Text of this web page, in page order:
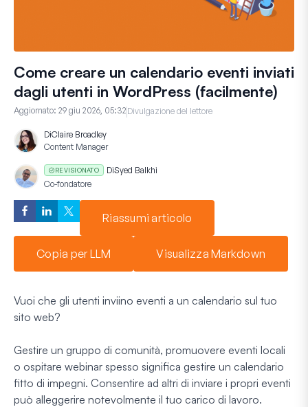
Come creare un calendario eventi inviati
dagli utenti in WordPress (facilmente)
Aggiornato: 29 giu 2026, 05:32 Divulgazione del lettore
DiClaire Broadley
Content Manager
REVISIONATO DiSyed Balkhi
Co-fondatore
Riassumi articolo
Copia per LLM Visualizza Markdown
Vuoi che gli utenti inviino eventi a un calendario sul tuo
sito web?
Gestire un gruppo di comunità, promuovere eventi locali
o ospitare webinar spesso significa gestire un calendario
fitto di impegni. Consentire ad altri di inviare i propri eventi
può alleggerire notevolmente il tuo carico di lavoro.